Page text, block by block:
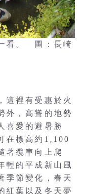
看。 圖：長崎
這裡有受惠於火
外，高聳的地勢
喜愛的避暑勝
在標高約1,100
著纜車向上爬
輕的平成新山風
季節變化，春天
紅葉以及冬天夢